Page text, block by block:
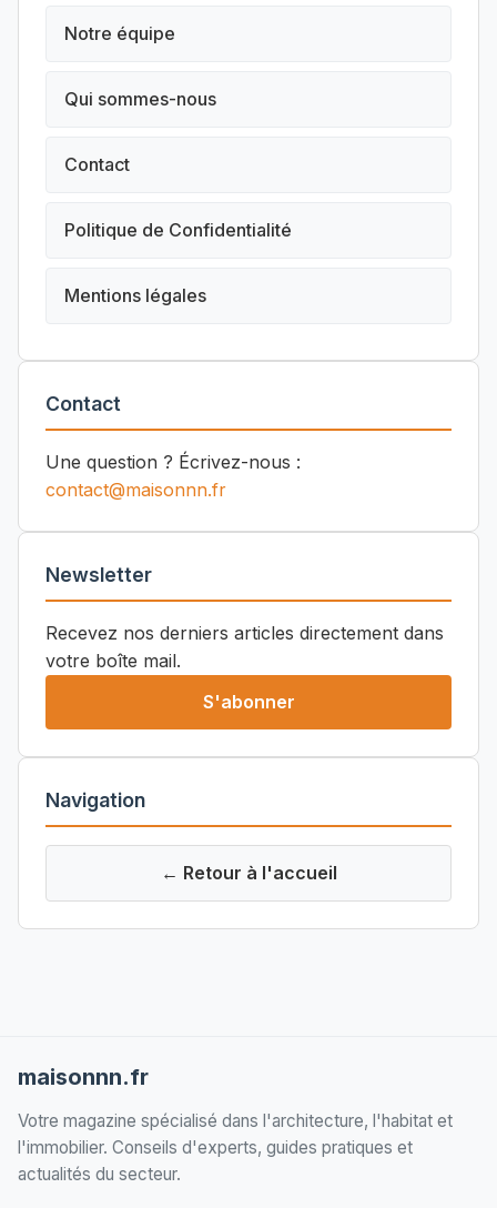
Notre équipe
Qui sommes-nous
Contact
Politique de Confidentialité
Mentions légales
Contact
Une question ? Écrivez-nous :
contact@maisonnn.fr
Newsletter
Recevez nos derniers articles directement dans
votre boîte mail.
S'abonner
Navigation
← Retour à l'accueil
maisonnn.fr
Votre magazine spécialisé dans l'architecture, l'habitat et
l'immobilier. Conseils d'experts, guides pratiques et
actualités du secteur.